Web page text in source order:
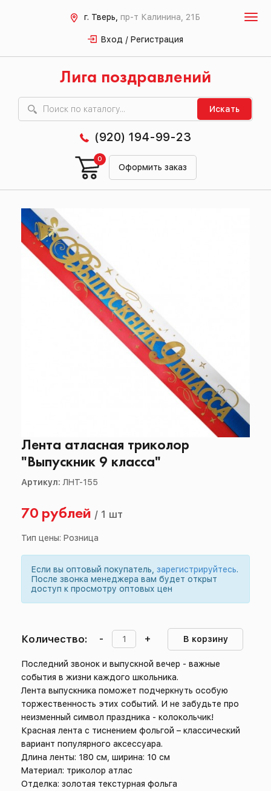
г. Тверь, пр-т Калинина, 21Б
Вход / Регистрация
Лига поздравлений
Искать
(920) 194-99-23
Оформить заказ
0
Лента атласная триколор
"Выпускник 9 класса"
Артикул: ЛНТ-155
70 рублей / 1 шт
Тип цены: Розница
Если вы оптовый покупатель, зарегистрируйтесь.
После звонка менеджера вам будет открыт
доступ к просмотру оптовых цен
Количество: - + В корзину
Последний звонок и выпускной вечер - важные
события в жизни каждого школьника.
Лента выпускника поможет подчеркнуть особую
торжественность этих событий. И не забудьте про
неизменный символ праздника - колокольчик!
Красная лента с тиснением фольгой – классический
вариант популярного аксессуара.
Длина ленты: 180 см, ширина: 10 см
Материал: триколор атлас
Отделка: золотая текстурная фольга